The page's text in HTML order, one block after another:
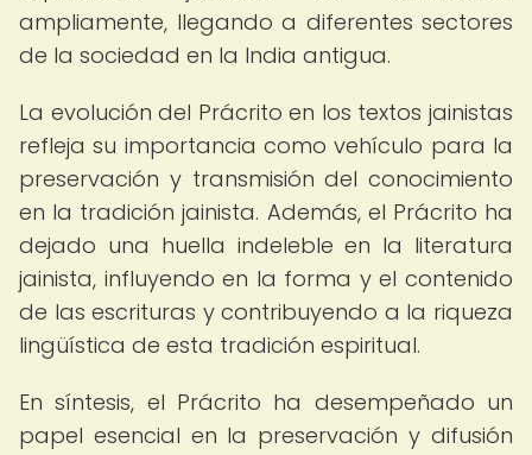
ampliamente, llegando a diferentes sectores
de la sociedad en la India antigua.
La evolución del Prácrito en los textos jainistas
refleja su importancia como vehículo para la
preservación y transmisión del conocimiento
en la tradición jainista. Además, el Prácrito ha
dejado una huella indeleble en la literatura
jainista, influyendo en la forma y el contenido
de las escrituras y contribuyendo a la riqueza
lingüística de esta tradición espiritual.
En síntesis, el Prácrito ha desempeñado un
papel esencial en la preservación y difusión